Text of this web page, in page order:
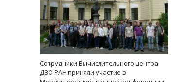
Сотрудники Вычислительного центра
ДВО РАН приняли участие в